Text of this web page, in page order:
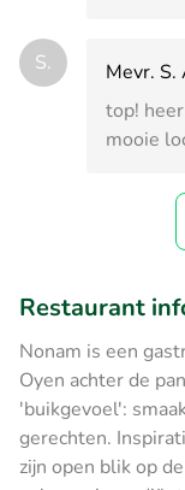
S.
Mevr. S.
top!
mooie
Restaurant
Nonam is een
Oyen achter de
'buikgevoel':
gerechten.
zijn open blik op